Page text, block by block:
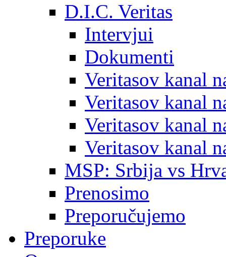
D.I.C. Veritas
Intervjui
Dokumenti
Veritasov kanal
Veritasov kanal
Veritasov kanal
Veritasov kanal
MSP: Srbija vs
Prenosimo
Preporučujemo
Preporuke